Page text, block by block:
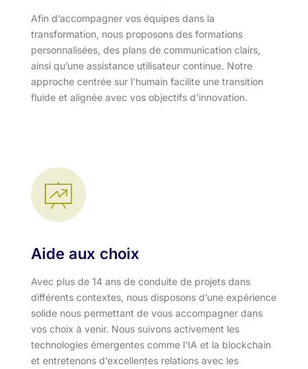
Afin d’accompagner vos équipes dans la
transformation, nous proposons des formations
personnalisées, des plans de communication clairs,
ainsi qu’une assistance utilisateur continue. Notre
approche centrée sur l'humain facilite une transition
fluide et alignée avec vos objectifs d'innovation.​
Aide aux choix
Avec plus de 14 ans de conduite de projets dans
différents contextes, nous disposons d’une expérience
solide nous permettant de vous accompagner dans
vos choix à venir. Nous suivons activement les
technologies émergentes comme l’IA et la blockchain
et entretenons d’excellentes relations avec les